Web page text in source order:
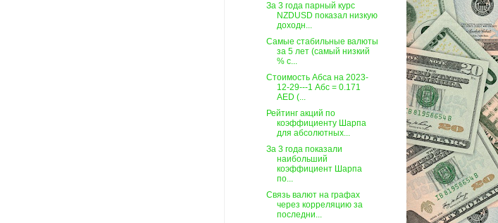
За 3 года парный курс
NZDUSD показал низкую
доходн...
Самые стабильные валюты
за 5 лет (самый низкий
% с...
Стоимость Абса на 2023-
12-29---1 Абс = 0.171
AED (...
Рейтинг акций по
коэффициенту Шарпа
для абсолютных...
За 3 года показали
наибольший
коэффициент Шарпа
по...
Связь валют на графах
через корреляцию за
последни...